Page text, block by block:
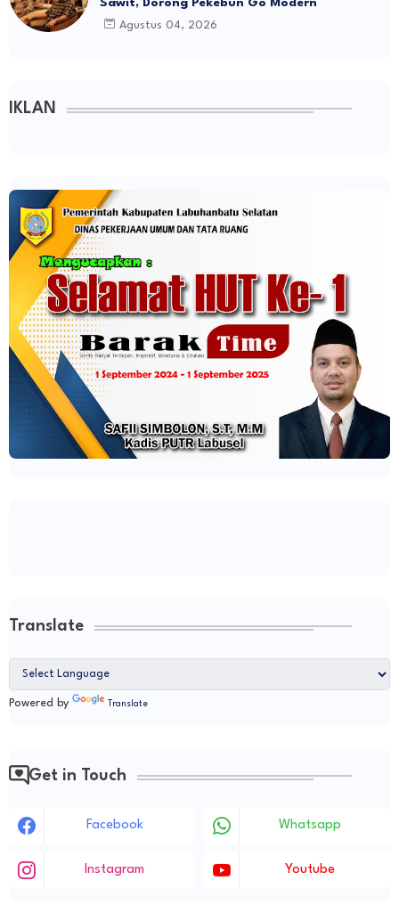
Sawit, Dorong Pekebun Go Modern
Agustus 04, 2026
IKLAN
Translate
Powered by Translate
Get in Touch
Facebook Whatsapp
Instagram Youtube